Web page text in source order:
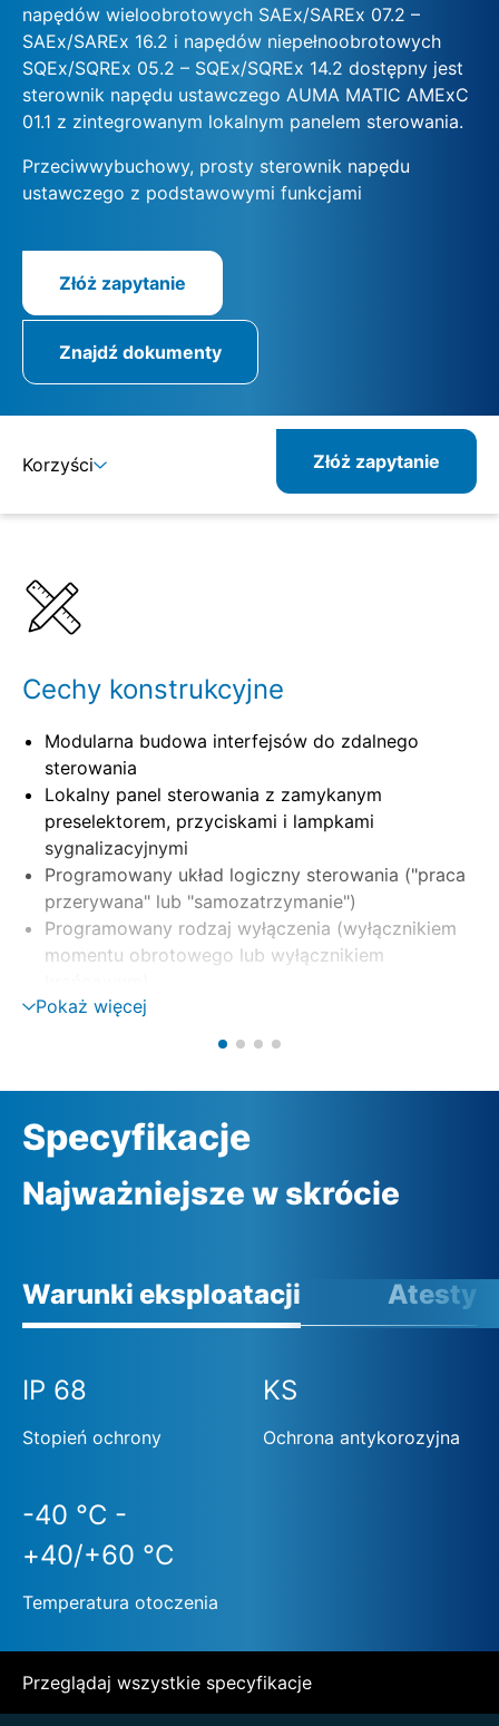
napędów wieloobrotowych SAEx/SAREx 07.2 –
SAEx/SAREx 16.2 i napędów niepełnoobrotowych
SQEx/SQREx 05.2 – SQEx/SQREx 14.2 dostępny jest
sterownik napędu ustawczego AUMA MATIC AMExC
01.1 z zintegrowanym lokalnym panelem sterowania.
Przeciwwybuchowy, prosty sterownik napędu
ustawczego z podstawowymi funkcjami
Złóż zapytanie
Znajdź dokumenty
Korzyści Złóż zapytanie
Cechy konstrukcyjne
Modularna budowa interfejsów do zdalnego
sterowania
Lokalny panel sterowania z zamykanym
preselektorem, przyciskami i lampkami
sygnalizacyjnymi
Programowany układ logiczny sterowania ("praca
przerywana" lub "samozatrzymanie")
Programowany rodzaj wyłączenia (wyłącznikiem
momentu obrotowego lub wyłącznikiem
Możliwość oddzielnego montażu na uchwycie
nawrotnych lub tyrystorów (opcja)
Zewnętrzne zasilanie 24 VDC (opcja)
Pokaż więcej
Specyfikacje
Najważniejsze w skrócie
Warunki eksploatacji Atesty
IP 68
Stopień ochrony
KS
Ochrona antykorozyjna
-40 °C -
+40/+60 °C
Temperatura otoczenia
Przeglądaj wszystkie specyfikacje